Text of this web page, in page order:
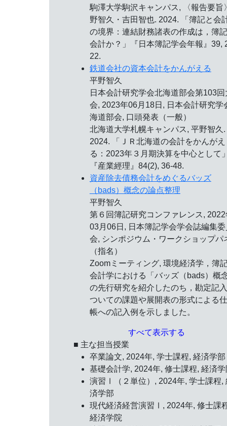
駒澤大学駒沢キャンパス, 〈報告要旨
野智久・吉田智也. 2024. 「簿記と会
の境界：連結財務諸表の作成は，簿
会計か？」『日本簿記学会年報』39,
22.
鉄道会社の資本会計をかんがえる
平野智久
日本会計研究学会北海道部会第103回
会, 2023年06月18日 , 日本会計研究学
海道部会, 口頭発表（一般）
北海道大学札幌キャンパス, 平野智久.
2024. 「ＪＲ北海道の会計をかんがえ
る：2023年３月期決算を中心として
『産業經理』84(2), 36-48.
資産除去債務会計をめぐるバッズ
（bads）概念の論点整理
平野智久
第６回簿記研究コンファレンス, 2022
03月06日 , 日本簿記学会学会誌編集委
会, シンポジウム・ワークショップパ
（指名）
Zoomミーティング, 環境経済学，簿
会計学における「バッズ（bads）概
の先行研究を紹介したのち，勘定記
ついての課題や展開表の形式による
帳への記入例を示しました。
すべて表示する
■ 主な担当授業
卒業論文, 2024年, 学士課程, 経済学部
基礎会計学, 2024年, 修士課程, 経済学
演習Ⅰ（２単位）, 2024年, 学士課程,
済学部
現代経済経営演習Ⅰ, 2024年, 修士課
経済学院